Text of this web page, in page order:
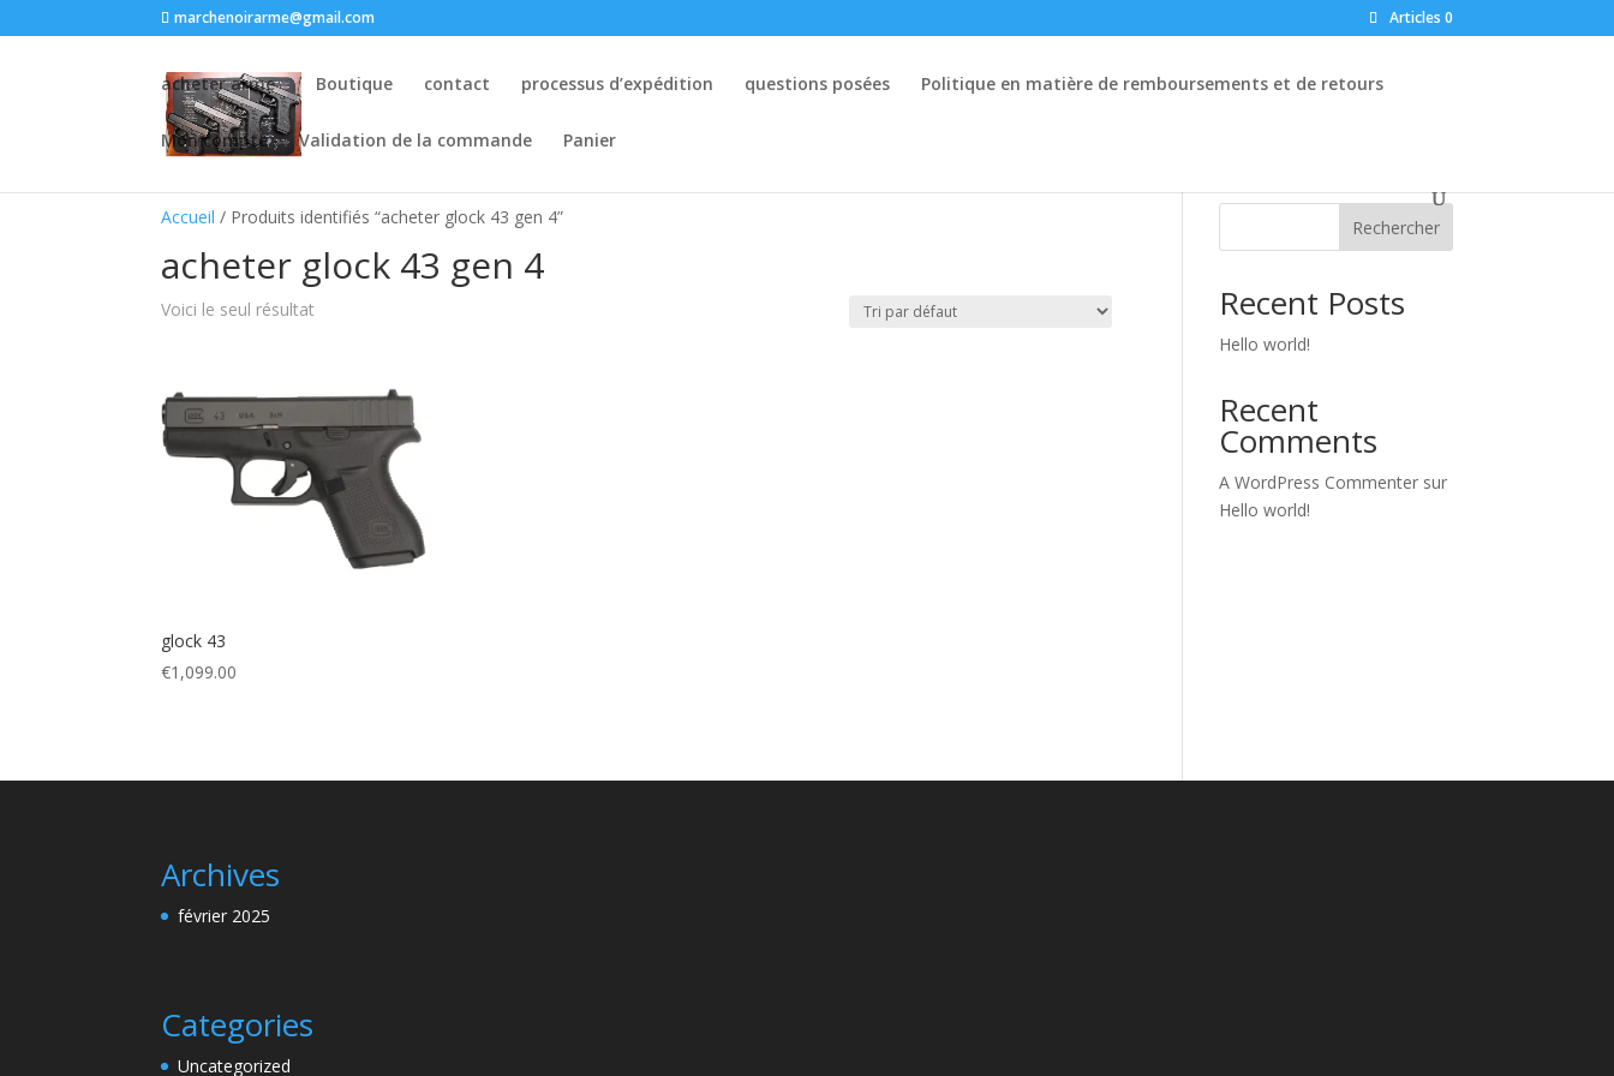
marchenoirarme@gmail.com Articles 0
acheter arme Boutique contact processus d’expédition questions posées Politique en matière de remboursements et de retours
Mon compte Validation de la commande Panier
Accueil / Produits identifiés “acheter glock 43 gen 4”
acheter glock 43 gen 4
Voici le seul résultat
glock 43
€1,099.00
Rechercher
Recent Posts
Hello world!
Recent
Comments
A WordPress Commenter sur
Hello world!
Archives
février 2025
Categories
Uncategorized